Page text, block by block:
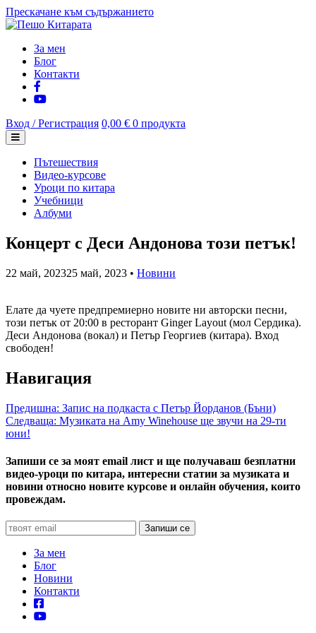
Прескачане към съдържанието
За мен
Блог
Контакти
Вход / Регистрация 0,00 € 0 продукта
Пътешествия
Видео-курсове
Уроци по китара
Учебници
Албуми
Концерт с Деси Андонова този петък!
22 май, 202325 май, 2023 • Новини
Елате да чуете предпремиерно новите ни авторски песни,
този петък от 20:00 в ресторант Ginger Layout (мол Сердика).
Деси Андонова (вокал) и Петър Георгиев (китара). Вход
свободен!
Навигация
Предишна: Запис на подкаста с Петър Йорданов (Бъни)
Следваща: Музиката на Amy Winehouse ще звучи на 29-ти
юни!
Запиши се за моят email лист и ще получаваш безплатни
видео-уроци по китара, интересни статии за музиката и
новини относно новите курсове и онлайн обучения, които
провеждам.
За мен
Блог
Новини
Контакти